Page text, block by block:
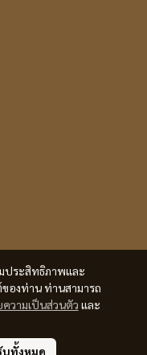
ประสิทธิภาพและ
องท่าน ท่านสามารถ
ความเป็นส่วนตัว และ
บทั้งหมด